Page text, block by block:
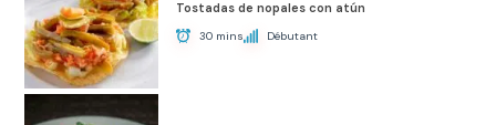
Tostadas de nopales con atún
30 mins Débutant